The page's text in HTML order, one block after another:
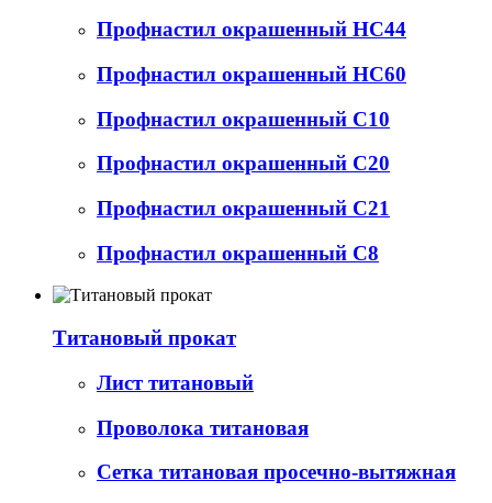
Профнастил окрашенный НС44
Профнастил окрашенный НС60
Профнастил окрашенный С10
Профнастил окрашенный С20
Профнастил окрашенный С21
Профнастил окрашенный С8
Титановый прокат
Лист титановый
Проволока титановая
Сетка титановая просечно-вытяжная